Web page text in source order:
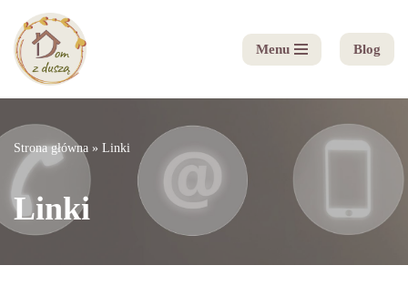
Przejdź
do
Menu Blog
Strona główna » Linki
Linki